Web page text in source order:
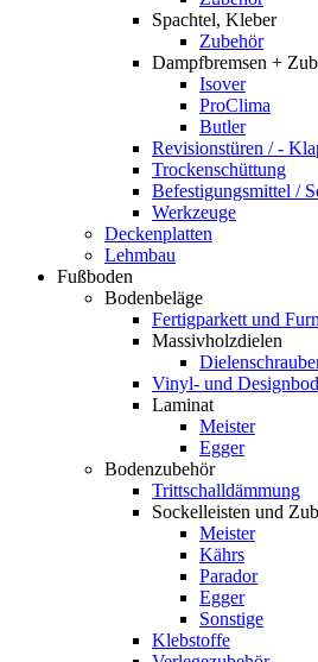
Spachtel, Kleber
Zubehör
Dampfbremsen +
Isover
ProClima
Butler
Revisionstüren / -
Trockenschüttung
Befestigungsmittel /
Werkzeuge
Deckenplatten
Lehmbau
Fußboden
Bodenbeläge
Fertigparkett und
Massivholzdielen
Vinyl- und
Laminat
Meister
Egger
Bodenzubehör
Trittschalldämmung
Sockelleisten und
Meister
Kährs
Parador
Egger
Sonstige
Klebstoffe